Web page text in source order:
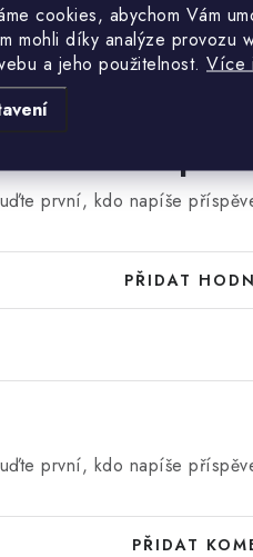
cookies, abychom Vám
mohli díky analýze provozu
a jeho použitelnost. Více
první, kdo napíše
PŘIDAT
první, kdo napíše
PŘIDAT